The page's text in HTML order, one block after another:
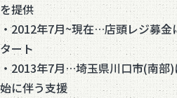
を提供
・2012年7月~現在…店頭レジ募金
タート
・2013年7月…埼玉県川口市(南部
始に伴う支援